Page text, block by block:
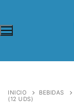
INICIO BEBIDAS
(12 UDS)